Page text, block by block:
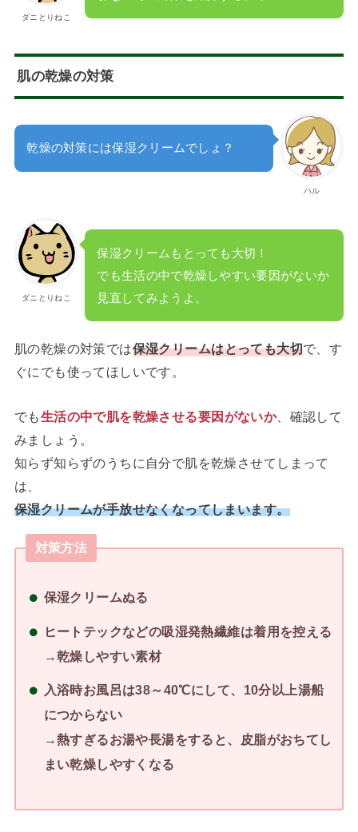
ダニとりねこ
肌の乾燥の対策
ハル
乾燥の対策には保湿クリームでしょ？
ダニとりねこ
保湿クリームもとっても大切！
でも生活の中で乾燥しやすい要因がないか
見直してみようよ。
肌の乾燥の対策では保湿クリームはとっても大切で、す
ぐにでも使ってほしいです。
でも生活の中で肌を乾燥させる要因がないか、確認して
みましょう。
知らず知らずのうちに自分で肌を乾燥させてしまって
は、
保湿クリームが手放せなくなってしまいます。
対策方法
保湿クリームぬる
ヒートテックなどの吸湿発熱繊維は着用を控える
→乾燥しやすい素材
入浴時お風呂は38～40℃にして、10分以上湯船
につからない
→熱すぎるお湯や長湯をすると、皮脂がおちてし
まい乾燥しやすくなる